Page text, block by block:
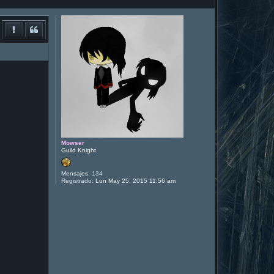
Mowser
Guild Knight
Mensajes: 134
Registrado: Lun May 25, 2015 11:56 am